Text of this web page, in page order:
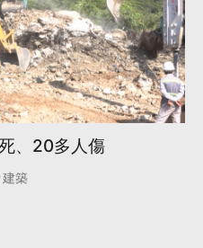
、20多人傷
建築